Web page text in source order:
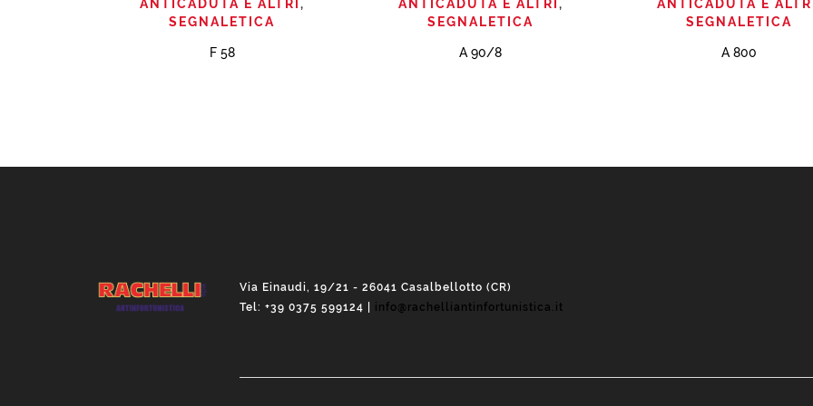
ANTICADUTA E ALTRI ,
SEGNALETICA
F 58
ANTICADUTA E ALTRI ,
SEGNALETICA
A 90/8
ANTICADUTA E ALTRI
SEGNALETICA
A 800
Via Einaudi, 19/21 - 26041 Casalbellotto (CR)
Tel: +39 0375 599124 | info@rachelliantinfortunistica.it